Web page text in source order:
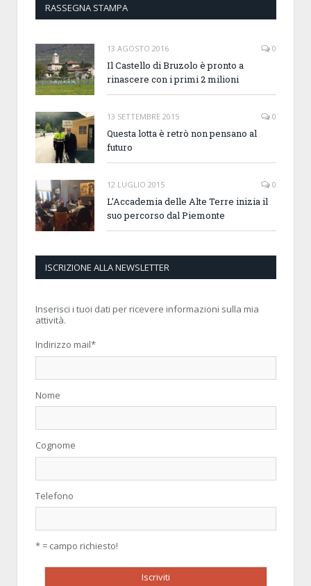
RASSEGNA STAMPA
13 AGOSTO 2016 0
Il Castello di Bruzolo è pronto a
rinascere con i primi 2 milioni
13 SETTEMBRE 2015 0
Questa lotta è retrò non pensano al
futuro
12 LUGLIO 2015 0
L’Accademia delle Alte Terre inizia il
suo percorso dal Piemonte
ISCRIZIONE ALLA NEWSLETTER
Inserisci i tuoi dati per ricevere informazioni sulla mia
attività.
Indirizzo mail*
Nome
Cognome
Telefono
* = campo richiesto!